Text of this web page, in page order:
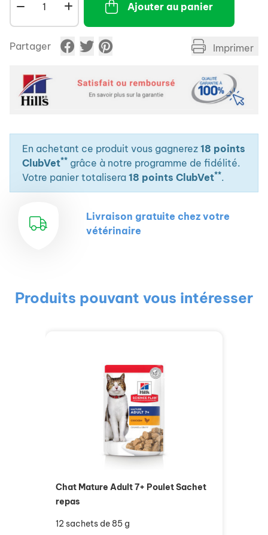
Ajouter au panier
Partager Imprimer
En achetant ce produit vous gagnerez 18 points
ClubVet** grâce à notre programme de fidélité.
Votre panier totalisera 18 points ClubVet**.
Livraison gratuite chez votre
vétérinaire
Produits pouvant vous intéresser
Chat Mature Adult 7+ Poulet Sachet
repas
12 sachets de 85 g